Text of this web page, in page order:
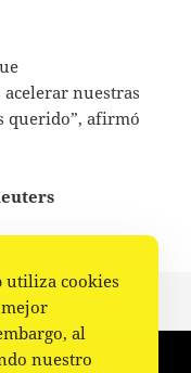
nuestras
querido”, afirmó
utiliza cookies
al
nuestro